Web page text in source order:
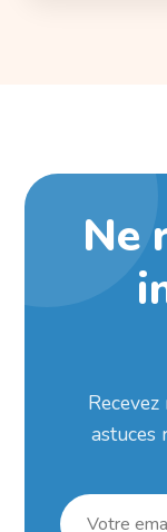
Ne
astuces